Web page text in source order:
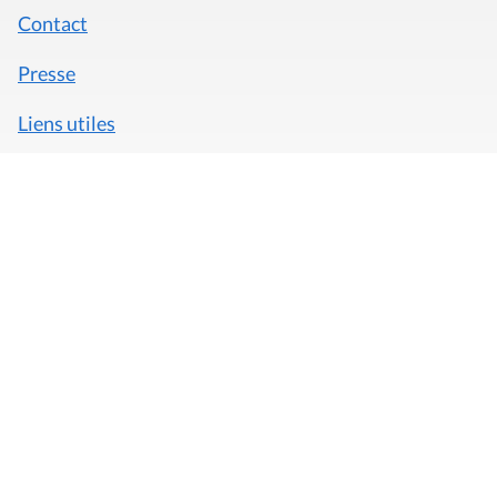
Contact
Presse
Liens utiles